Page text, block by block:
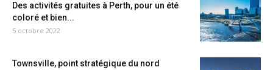
Des activités gratuites à Perth, pour un été
coloré et bien...
5 octobre 2022
Townsville, point stratégique du nord